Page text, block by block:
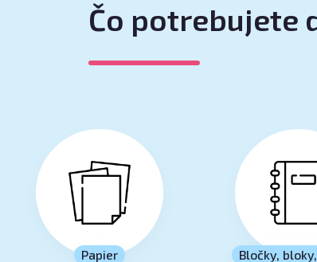
Čo potrebujete
Papier Bločky,